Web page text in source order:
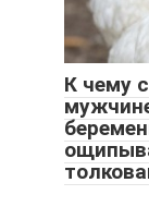
К чему